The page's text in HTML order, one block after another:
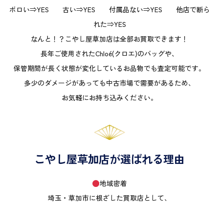
ボロい⇒YES 古い⇒YES 付属品ない⇒YES 他店で断ら
れた⇒YES
なんと！？こやし屋草加店は全部お買取できます！
長年ご使用されたChloé(クロエ)のバッグや、
保管期間が長く状態が変化しているお品物でも査定可能です。
多少のダメージがあっても中古市場で需要があるため、
お気軽にお持ち込みください。
こやし屋草加店が選ばれる理由
地域密着
埼玉・草加市に根ざした買取店として、